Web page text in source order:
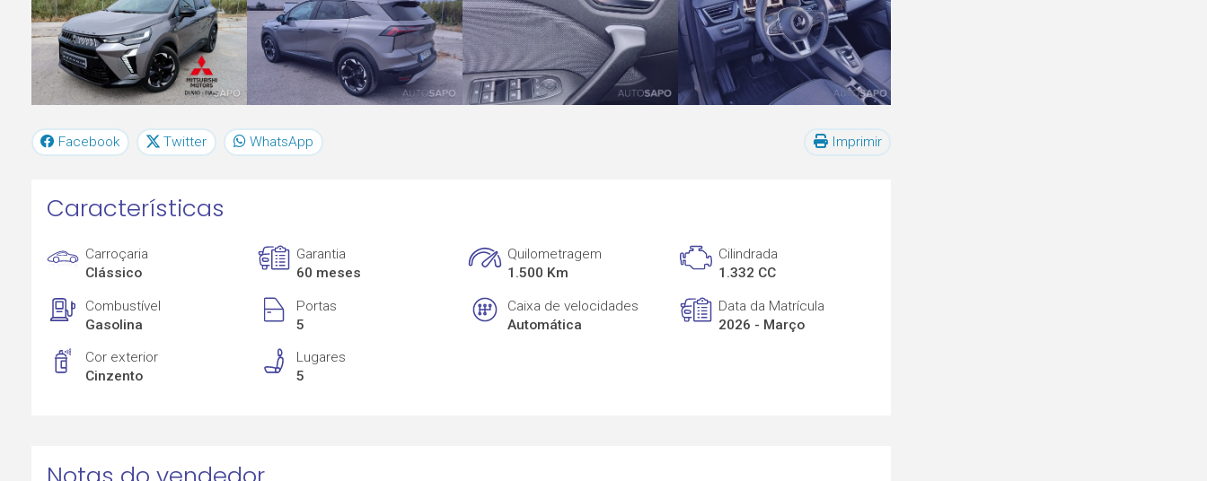
Facebook Twitter WhatsApp Imprimir
Características
Carroçaria
Clássico
Garantia
60 meses
Quilometragem
1.500 Km
Cilindrada
1.332 CC
Combustível
Gasolina
Portas
5
Caixa de velocidades
Automática
Data da Matrícula
2026 - Março
Cor exterior
Cinzento
Lugares
5